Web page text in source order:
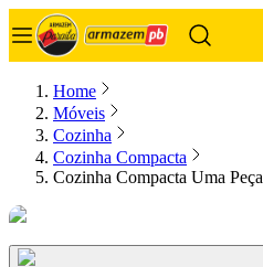
Home
Móveis
Cozinha
Cozinha Compacta
Cozinha Compacta Uma Peça